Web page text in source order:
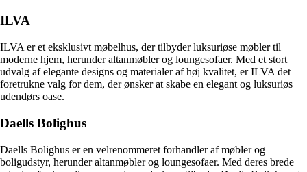
ILVA
ILVA er et eksklusivt møbelhus, der tilbyder luksuriøse møbler til
moderne hjem, herunder altanmøbler og loungesofaer. Med et stort
udvalg af elegante designs og materialer af høj kvalitet, er ILVA det
foretrukne valg for dem, der ønsker at skabe en elegant og luksuriøs
udendørs oase.
Daells Bolighus
Daells Bolighus er en velrenommeret forhandler af møbler og
boligudstyr, herunder altanmøbler og loungesofaer. Med deres brede